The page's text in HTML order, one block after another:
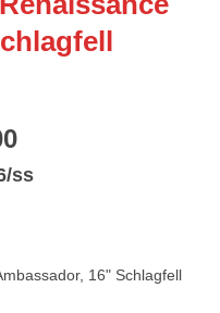
ss
16" Schlagfell